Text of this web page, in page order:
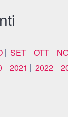
SET OTT
2021 2022